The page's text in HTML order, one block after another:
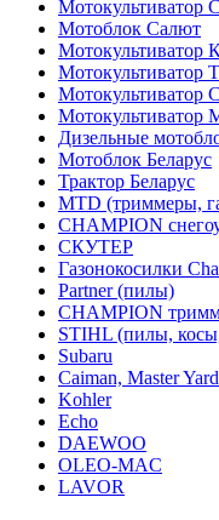
Мотокультиватор
Мотоблок Салют
Мотокультиватор
Мотокультиватор
Мотокультиватор
Мотокультиватор
Дизельные
Мотоблок Беларус
Трактор Беларус
MTD (триммеры,
CHAMPION
СКУТЕР
Газонокосилки
Partner (пилы)
CHAMPION
STIHL (пилы,
Subaru
Caiman, Master
Kohler
Echo
DAEWOO
OLEO-MAC
LAVOR